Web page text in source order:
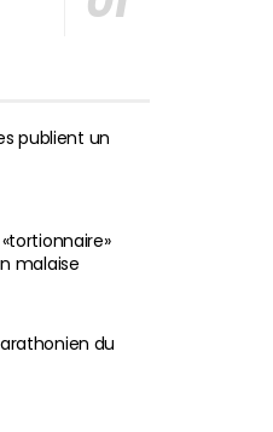
publient un
malaise
du